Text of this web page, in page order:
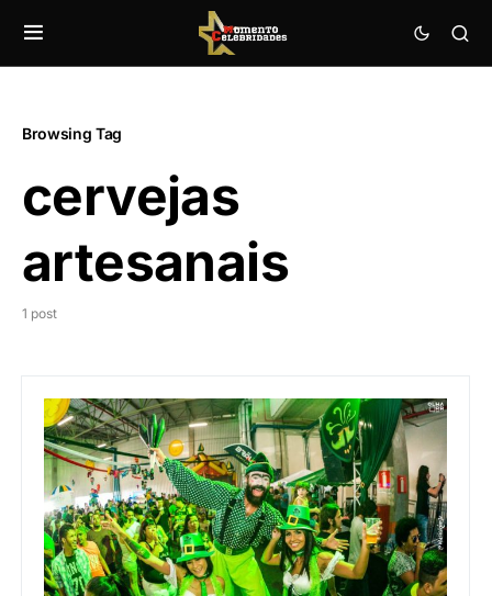
Browsing Tag
cervejas
artesanais
1 post